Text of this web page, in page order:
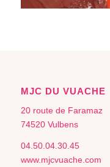
MJC DU VUACHE
20 route de Faramaz
74520 Vulbens
04.50.04.30.45
www.mjcvuache.com